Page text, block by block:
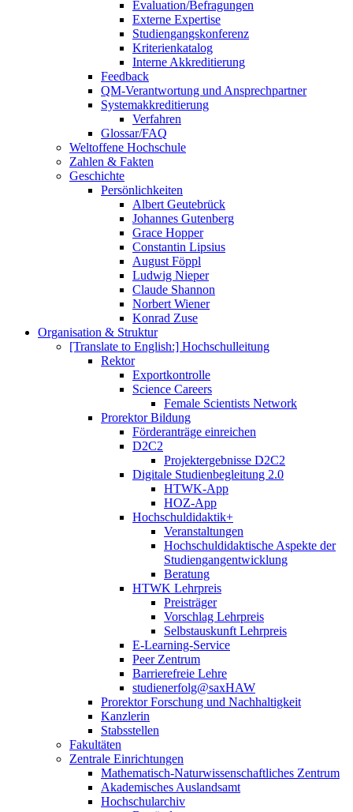
Evaluation/Befragungen
Externe Expertise
Studiengangskonferenz
Kriterienkatalog
Interne Akkreditierung
Feedback
QM-Verantwortung und Ansprechpartner
Systemakkreditierung
Verfahren
Glossar/FAQ
Weltoffene Hochschule
Zahlen & Fakten
Geschichte
Persönlichkeiten
Albert Geutebrück
Johannes Gutenberg
Grace Hopper
Constantin Lipsius
August Föppl
Ludwig Nieper
Claude Shannon
Norbert Wiener
Konrad Zuse
Organisation & Struktur
[Translate to English:] Hochschulleitung
Rektor
Exportkontrolle
Science Careers
Female Scientists Network
Prorektor Bildung
Förderanträge einreichen
D2C2
Projektergebnisse D2C2
Digitale Studienbegleitung 2.0
HTWK-App
HOZ-App
Hochschuldidaktik+
Veranstaltungen
Hochschuldidaktische Aspekte der
Studiengangentwicklung
Beratung
HTWK Lehrpreis
Preisträger
Vorschlag Lehrpreis
Selbstauskunft Lehrpreis
E-Learning-Service
Peer Zentrum
Barrierefreie Lehre
studienerfolg@saxHAW
Prorektor Forschung und Nachhaltigkeit
Kanzlerin
Stabsstellen
Fakultäten
Zentrale Einrichtungen
Mathematisch-Naturwissenschaftliches Zentrum
Akademisches Auslandsamt
Hochschularchiv